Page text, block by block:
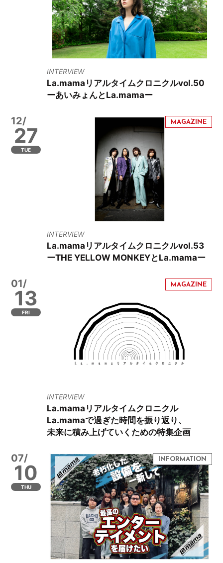
INTERVIEW
La.mamaリアルタイムクロニクルvol.50
ーあいみょんとLa.mamaー
12/
27
TUE
INTERVIEW
La.mamaリアルタイムクロニクルvol.53
ーTHE YELLOW MONKEYとLa.mamaー
01/
13
FRI
INTERVIEW
La.mamaリアルタイムクロニクル
La.mamaで過ぎた時間を振り返り、
未来に積み上げていくための特集企画
07/
10
THU